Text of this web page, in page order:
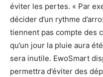
éviter les pertes. « Par
décider d’un rythme
tiennent pas compte des
qu’un jour la pluie aura
sera inutile. EwoSmart
permettra d’éviter des